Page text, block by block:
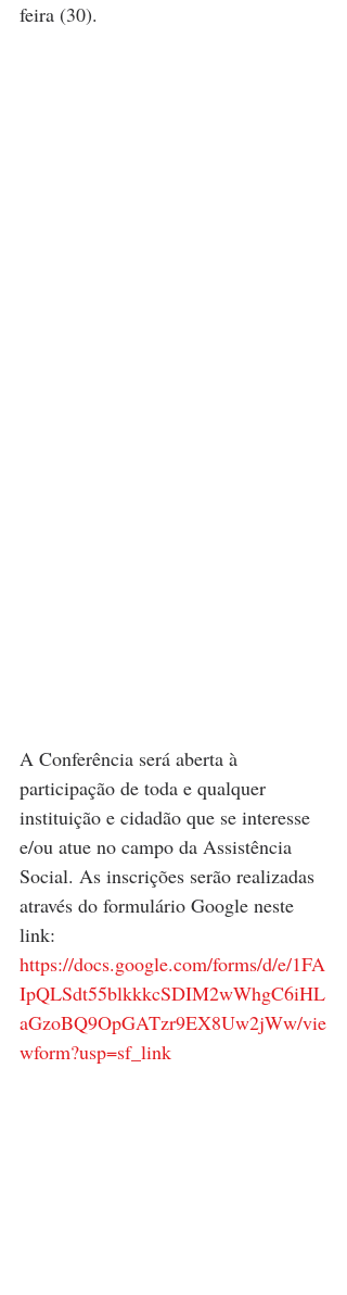
feira (30).
A Conferência será aberta à
participação de toda e qualquer
instituição e cidadão que se interesse
e/ou atue no campo da Assistência
Social. As inscrições serão realizadas
através do formulário Google neste
link:
https://docs.google.com/forms/d/e/1FA
IpQLSdt55blkkkcSDIM2wWhgC6iHL
aGzoBQ9OpGATzr9EX8Uw2jWw/vie
wform?usp=sf_link